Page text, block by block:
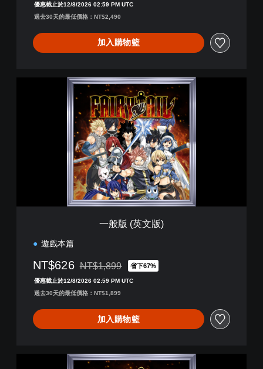
優惠截止於12/8/2026 02:59 PM UTC
過去30天的最低價格：NT$2,490
加入購物籃
一般版 (英文版)
遊戲本篇
NT$626 折扣前原價為NT$1,899
NT$1,899 省下67%
優惠截止於12/8/2026 02:59 PM UTC
過去30天的最低價格：NT$1,899
加入購物籃